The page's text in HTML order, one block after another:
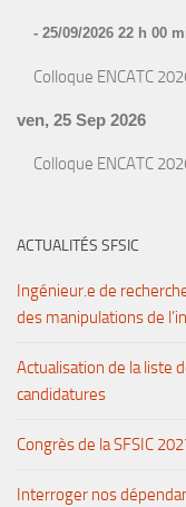
- 25/09/2026 22 h 00
Colloque ENCATC
ven, 25 Sep 2026
Colloque ENCATC
ACTUALITÉS SFSIC
Ingénieur.e de
des manipulations de
Actualisation de la liste
candidatures
Congrès de la SFSIC
Interroger nos